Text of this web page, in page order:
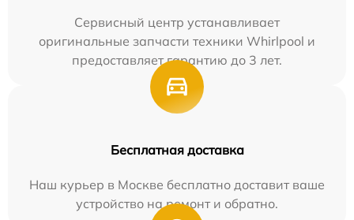
Сервисный центр устанавливает
оригинальные запчасти техники Whirlpool и
предоставляет гарантию до 3 лет.
Бесплатная доставка
Наш курьер в Москве бесплатно доставит ваше
устройство на ремонт и обратно.